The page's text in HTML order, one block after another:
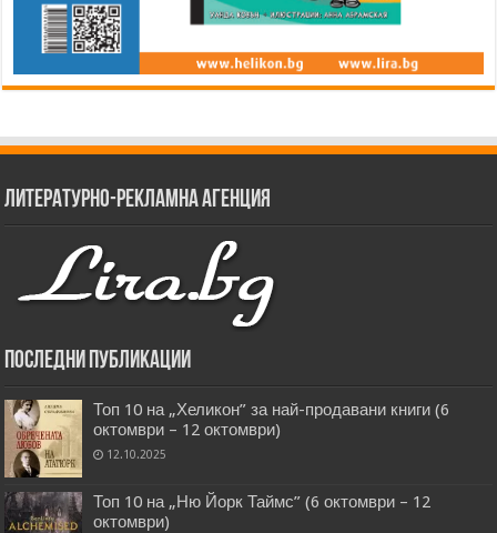
Литературно-рекламна агенция
Последни публикации
Топ 10 на „Хеликон” за най-продавани книги (6
октомври – 12 октомври)
12.10.2025
Топ 10 на „Ню Йорк Таймс” (6 октомври – 12
октомври)